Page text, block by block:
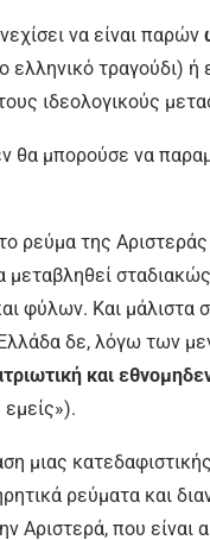
να είναι παρών
ελληνικό τραγούδι)
ιδεολογικούς
θα μπορούσε να
ρεύμα της
μεταβληθεί
φύλων. Και μάλιστα
δε, λόγω των
και
μιας
ρεύματα και
Αριστερά, που είναι